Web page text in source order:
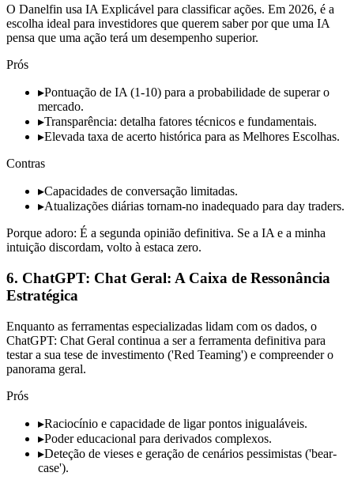
O Danelfin usa IA Explicável para classificar ações. Em 2026, é a
escolha ideal para investidores que querem saber por que uma IA
pensa que uma ação terá um desempenho superior.
Prós
▸Pontuação de IA (1-10) para a probabilidade de superar o
mercado.
▸Transparência: detalha fatores técnicos e fundamentais.
▸Elevada taxa de acerto histórica para as Melhores Escolhas.
Contras
▸Capacidades de conversação limitadas.
▸Atualizações diárias tornam-no inadequado para day traders.
Porque adoro: É a segunda opinião definitiva. Se a IA e a minha
intuição discordam, volto à estaca zero.
6. ChatGPT: Chat Geral: A Caixa de Ressonância
Estratégica
Enquanto as ferramentas especializadas lidam com os dados, o
ChatGPT: Chat Geral continua a ser a ferramenta definitiva para
testar a sua tese de investimento ('Red Teaming') e compreender o
panorama geral.
Prós
▸Raciocínio e capacidade de ligar pontos inigualáveis.
▸Poder educacional para derivados complexos.
▸Deteção de vieses e geração de cenários pessimistas ('bear-
case').